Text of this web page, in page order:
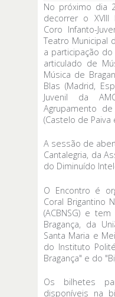
No próximo dia
decorrer o XVIII
Coro Infanto-
Teatro Municipal
a participação do
articulado de
Música de
Blas (Madrid,
Juvenil da
Agrupamento
(Castelo de Paiva
A sessão de
Cantalegria, da
do Diminuído
O Encontro é
Coral Brigantino
(ACBNSG) e
Bragança, da
Santa Maria e
do Instituto
Bragança" e do
Os bilhetes
disponíveis na